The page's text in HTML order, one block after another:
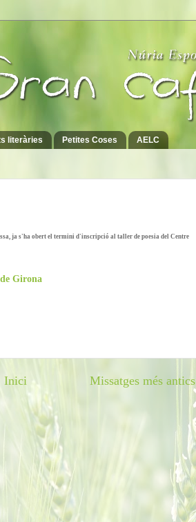
literàries Petites Coses AELC
ja s'ha obert el termini d'inscripció al taller de poesia del Centre
Girona
Missatges més antics
Inici